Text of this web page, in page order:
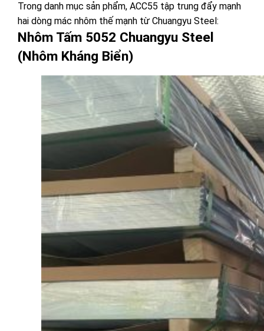
Trong danh mục sản phẩm, ACC55 tập trung đẩy mạnh
hai dòng mác nhôm thế mạnh từ Chuangyu Steel:
Nhôm Tấm 5052 Chuangyu Steel
(Nhôm Kháng Biển)